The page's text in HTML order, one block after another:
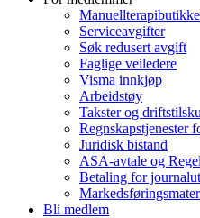
Serviceavgifter
Søk redusert avgift
Faglige veiledere
Visma innkjøp
Arbeidstøy
Takster og
Regnskapstjenester
Juridisk bistand
ASA-avtale og
Betaling for
Bli medlem